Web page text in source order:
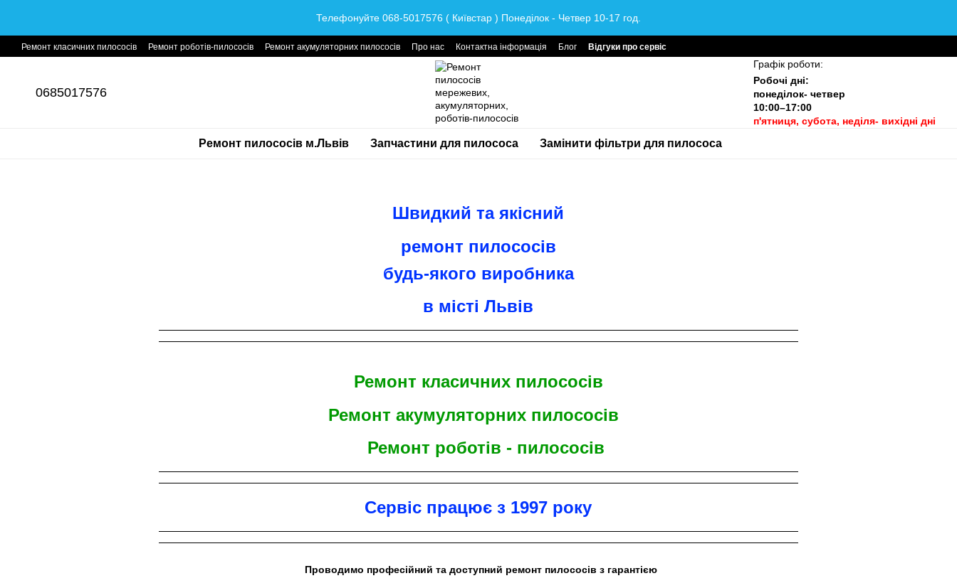
Телефонуйте 068-5017576 ( Київстар ) Понеділок - Четвер 10-17 год.
Ремонт класичних пилососів Ремонт роботів-пилососів Ремонт акумуляторних пилососів Про нас Контактна інформація Блог Відгуки про сервіс
0685017576
Графік роботи:
Робочі дні:
понеділок- четвер
10:00–17:00
п'ятниця, субота, неділя- вихідні дні
Ремонт пилососів м.Львів Запчастини для пилососа Замінити фільтри для пилососа
Швидкий та якісний
ремонт пилососів
будь-якого виробника
в місті Львів
Ремонт класичних пилососів
Ремонт акумуляторних пилососів
Ремонт роботів - пилососів
Сервіс працює з 1997 року
Проводимо професійний та доступний ремонт пилососів з гарантією